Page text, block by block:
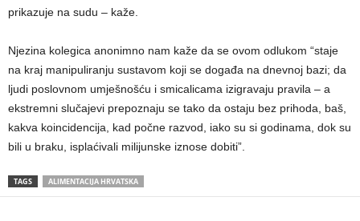
prikazuje na sudu – kaže.
Njezina kolegica anonimno nam kaže da se ovom odlukom “staje
na kraj manipuliranju sustavom koji se događa na dnevnoj bazi; da
ljudi poslovnom umješnošću i smicalicama izigravaju pravila – a
ekstremni slučajevi prepoznaju se tako da ostaju bez prihoda, baš,
kakva koincidencija, kad počne razvod, iako su si godinama, dok su
bili u braku, isplaćivali milijunske iznose dobiti”.
TAGS ALIMENTACIJA HRVATSKA